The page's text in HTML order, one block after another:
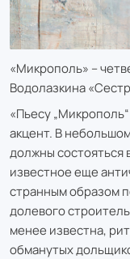
«Микрополь» –
Водолазкина
«Пьесу
акцент. В
должны состояться
известное еще
странным образом
долевого
менее известна,
обманутых